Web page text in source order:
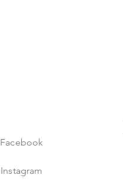
Facebook
Instagram